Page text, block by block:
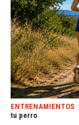
ENTRENAMIENTOS
tu perro